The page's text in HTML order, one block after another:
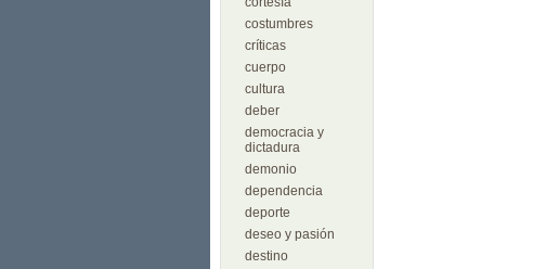
costumbres
críticas
cuerpo
cultura
deber
democracia y
dictadura
demonio
dependencia
deporte
deseo y pasión
destino